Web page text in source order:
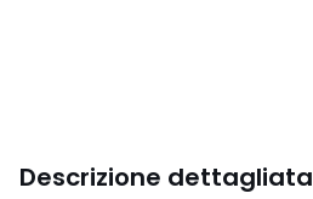
Descrizione dettagliata